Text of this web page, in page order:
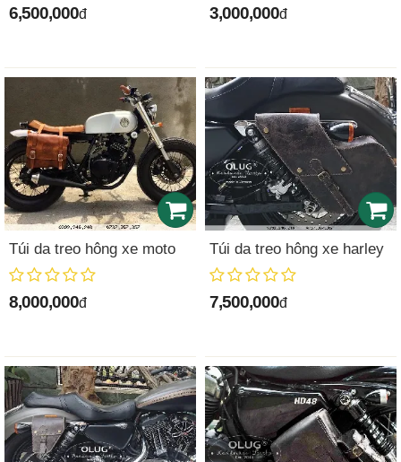
6,500,000đ 3,000,000đ
Túi da treo hông xe moto
8,000,000đ
Túi da treo hông xe harley
7,500,000đ